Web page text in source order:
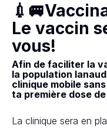
Le vaccin
vous!
Afin de faciliter la
la population
clinique mobile
ta première dose
La clinique sera en